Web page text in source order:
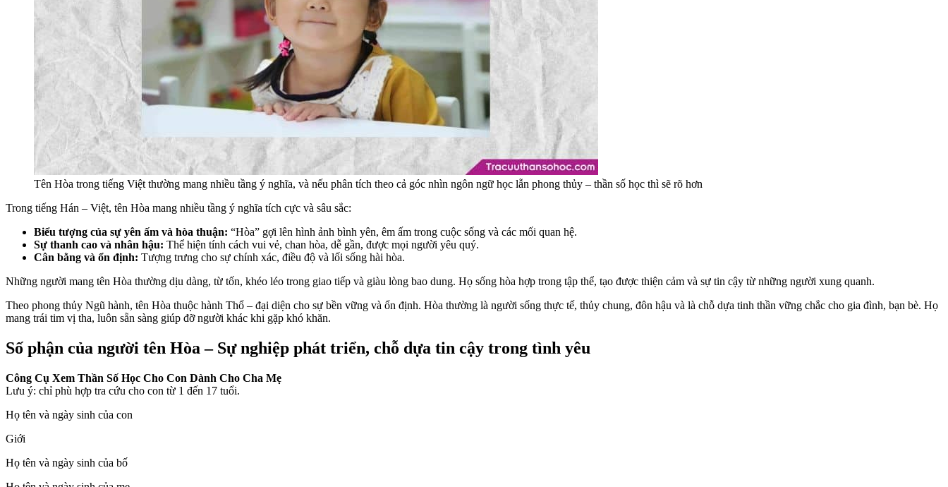
Tên Hòa trong tiếng Việt thường mang nhiều tầng ý nghĩa, và nếu phân tích theo cả góc nhìn ngôn ngữ học lẫn phong thủy – thần số học thì sẽ rõ hơn
Trong tiếng Hán – Việt, tên Hòa mang nhiều tầng ý nghĩa tích cực và sâu sắc:
Biểu tượng của sự yên ấm và hòa thuận: “Hòa” gợi lên hình ảnh bình yên, êm ấm trong cuộc sống và các mối quan hệ.
Sự thanh cao và nhân hậu: Thể hiện tính cách vui vẻ, chan hòa, dễ gần, được mọi người yêu quý.
Cân bằng và ổn định: Tượng trưng cho sự chính xác, điều độ và lối sống hài hòa.
Những người mang tên Hòa thường dịu dàng, từ tốn, khéo léo trong giao tiếp và giàu lòng bao dung. Họ sống hòa hợp trong tập thể, tạo được thiện cảm và sự tin cậy từ những người xung quanh.
Theo phong thủy Ngũ hành, tên Hòa thuộc hành Thổ – đại diện cho sự bền vững và ổn định. Hòa thường là người sống thực tế, thủy chung, đôn hậu và là chỗ dựa tinh thần vững chắc cho gia đình, bạn bè. Họ
mang trái tim vị tha, luôn sẵn sàng giúp đỡ người khác khi gặp khó khăn.
Số phận của người tên Hòa – Sự nghiệp phát triển, chỗ dựa tin cậy trong tình yêu
Công Cụ Xem Thần Số Học Cho Con Dành Cho Cha Mẹ
Lưu ý: chỉ phù hợp tra cứu cho con từ 1 đến 17 tuổi.
Họ tên và ngày sinh của con
Giới
Họ tên và ngày sinh của bố